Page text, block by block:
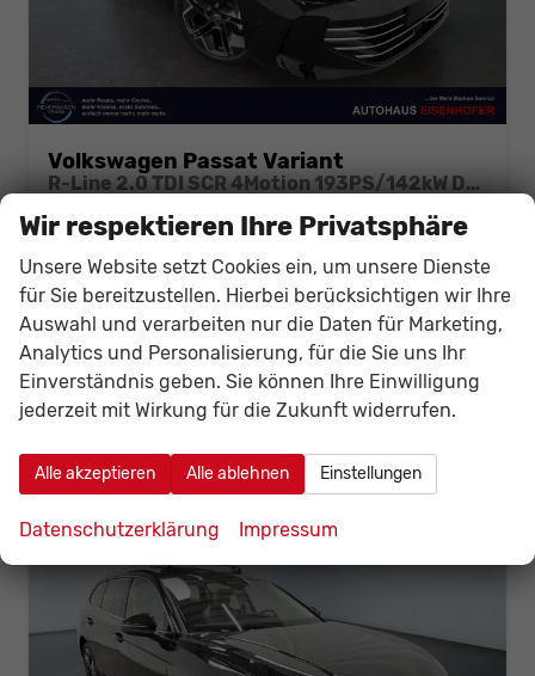
Volkswagen Passat Variant
R-Line 2.0 TDI SCR 4Motion 193PS/142kW DSG7 2026
141563
Doppelkupplungsgetriebe (DSG)
Kraftstoff
Diesel Leistung 142 kW (193 PS)
43.412,– €
incl. 19% MwSt.
Details
Verbrauch kombiniert:5,80 l/100km
CO2-Klasse: E
-Emissionen:
Wir respektieren Ihre Privatsphäre
Unsere Website setzt Cookies ein, um unsere Dienste
für Sie bereitzustellen. Hierbei berücksichtigen wir Ihre
Auswahl und verarbeiten nur die Daten für Marketing,
Analytics und Personalisierung, für die Sie uns Ihr
Einverständnis geben. Sie können Ihre Einwilligung
jederzeit mit Wirkung für die Zukunft widerrufen.
Alle akzeptieren Alle ablehnen Einstellungen
Datenschutzerklärung Impressum